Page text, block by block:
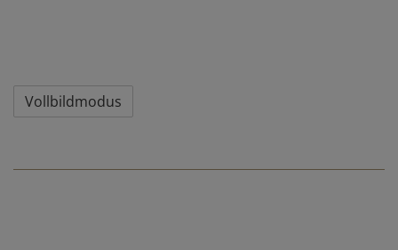
Vollbildmodus